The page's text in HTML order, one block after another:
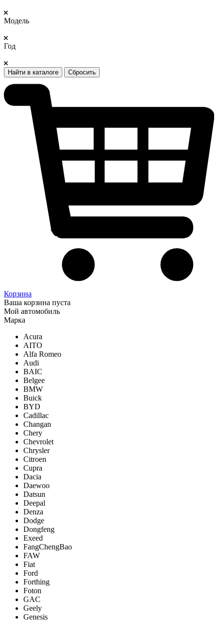
Модель
Год
Найти в каталоге Сбросить
Корзина
Ваша корзина пуста
Мой автомобиль
Марка
Acura
AITO
Alfa Romeo
Audi
BAIC
Belgee
BMW
Buick
BYD
Cadillac
Changan
Chery
Chevrolet
Chrysler
Citroen
Cupra
Dacia
Daewoo
Datsun
Deepal
Denza
Dodge
Dongfeng
Exeed
FangChengBao
FAW
Fiat
Ford
Forthing
Foton
GAC
Geely
Genesis